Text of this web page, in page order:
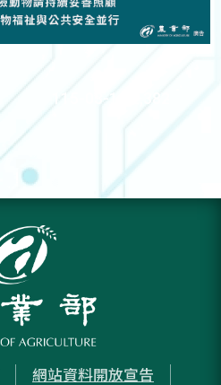
115-03-10:2,382
網站資料開放宣告